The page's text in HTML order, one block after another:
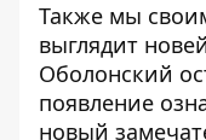
Также мы
выглядит
Оболонский
появление
новый